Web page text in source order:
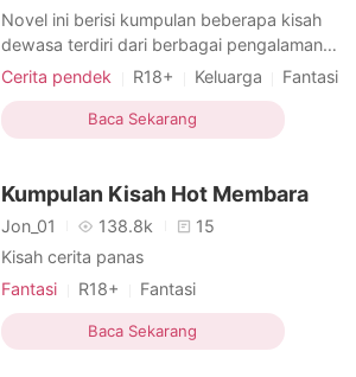
Novel ini berisi kumpulan beberapa kisah
dewasa terdiri dari berbagai pengalaman
percintaan panas dari beberapa tokoh dan
keluarga dan lingkungan rumah, tempat
kerja, profesi yang berbeda-beda serta
masing-masing tokoh utama
Cerita pendek R18+ Keluarga
Fantasi
Pengkhianatan
Hubungan rahasia
Budak seksual
CEO
Menarik
Baca Sekarang
Kumpulan Kisah Hot Membara
Jon_01 138.8k
15
Kisah cerita panas
Fantasi
R18+
Fantasi
Hubungan rahasia
Budak seksual
Tampan
Baca Sekarang